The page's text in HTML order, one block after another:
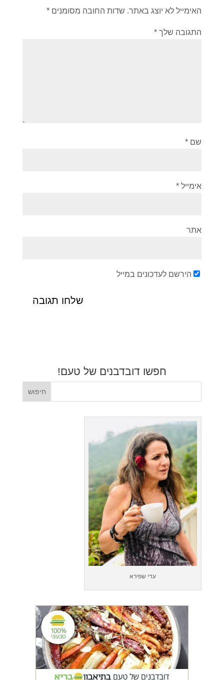
האימייל לא יוצג באתר. שדות החובה מסומנים *
התגובה שלך *
שם *
אימייל *
אתר
הירשם לעדכונים במייל
חפשו דובדבנים של טעם!
עדי שפירא